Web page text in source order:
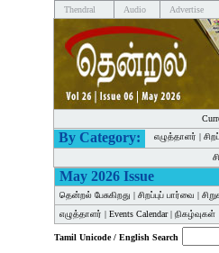
Thendral Audio Advertise
By Category: எழுத்தாளர் |
May 2026 Issue
தென்றல் பேசுகிறது | சிறப்புப் பார்வை |
எழுத்தாளர் | Events Calendar| நிகழ்வுகள்
Tamil Unicode / English Search